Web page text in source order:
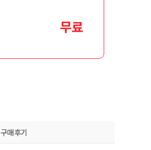
무료
구매후기